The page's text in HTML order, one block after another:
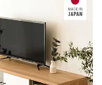
らしの中の